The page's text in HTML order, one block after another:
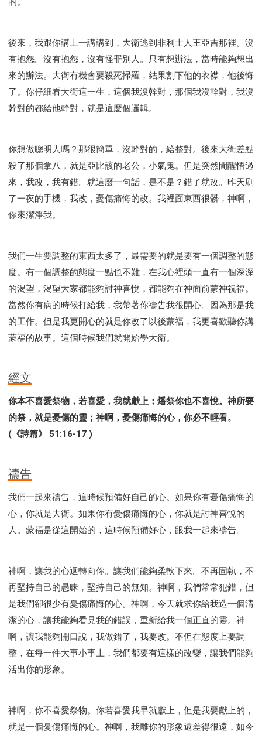
後來，我跟你講上一講講到，大衛逃到非利士人王亞吉那裡。沒
有抱怨。沒有抱怨，沒有怪罪別人。只有想辦法，當時能夠想出
來的辦法。大衛有機會要殺死掃羅，結果割下他的衣襟，他後悔
了。你仔細看大衛這一生，這個我沒幹對，那個我沒幹對，我沒
幹對的都給他幹對，就是這麼個邏輯。
你想做聰明人嗎？那很簡單，沒幹對的，給整對。後來大衛差點
殺了那個拿八，就是亞比該的老公，小氣鬼。但是突然間醒悟過
來，我改，我有錯。就這麼一句話，是不是？錯了就改。昨天刷
了一夜的手機，我改，憂傷痛悔的改。我裡面東西很髒，神啊，
你來潔淨我。
我們一生要調整的東西太多了，最需要的就是要有一個調整的態
度。有一個調整的態度一點也不難，在我心裡頭一直有一個深深
的渴望，渴望大家都能夠討神喜悅，都能夠在神面前蒙神祝福。
當然你有病的時候打給我，我帶著你禱告我很開心。因為那是我
的工作。但是我更開心的就是你改了以後蒙福，我更喜歡聽你講
蒙福的故事。這個時候我們就開始學大衛。
經文
你本不喜愛祭物，若喜愛，我就獻上；燔祭你也不喜悅。神所要
的祭，就是憂傷的靈；神啊，憂傷痛悔的心，你必不輕看。
(《詩篇》 51:16-17 )
禱告
我們一起來禱告，這時候預備好自己的心。如果你有憂傷痛悔的
心，你就是大衛。如果你有憂傷痛悔的心，你就是討神喜悅的
人。蒙福是從這開始的，這時候預備好心，跟我一起來禱告。
神啊，讓我的心迴轉向你。讓我們能夠柔軟下來。不再固執，不
再堅持自己的愚昧，堅持自己的無知。神啊，我們常常犯錯，但
是我們卻很少有憂傷痛悔的心。神啊，今天就求你給我造一個清
潔的心，讓我能夠看見我的錯誤，重新給我一個正直的靈。神
啊，讓我能夠開口說，我做錯了，我要改。不但在態度上要調
整，在每一件大事小事上，我們都要有這樣的改變，讓我們能夠
活出你的形象。
神啊，你不喜愛祭物。你若喜愛我早就獻上，但是我要獻上的，
就是一個憂傷痛悔的心。神啊，我離你的形象還差得很遠，如今